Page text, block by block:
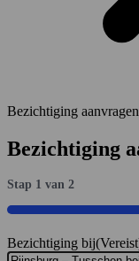
Bezichtiging aanvragen
Bezichtiging
Stap 1 van 2
50%
Bezichtiging bij